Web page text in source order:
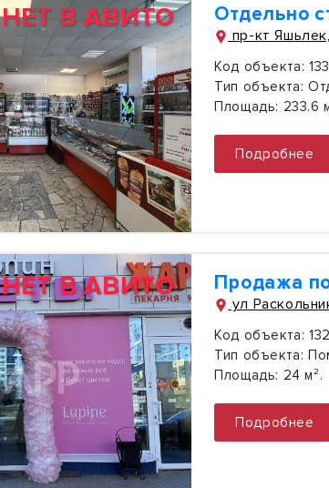
НЕТ В АВИТО Отдельно
пр-кт
Код объекта:
Тип объекта:
Площадь: 233.6
Подробнее
НЕТ В АВИТО Продажа
ул
Код объекта:
Тип объекта:
Площадь: 24 м².
Подробнее